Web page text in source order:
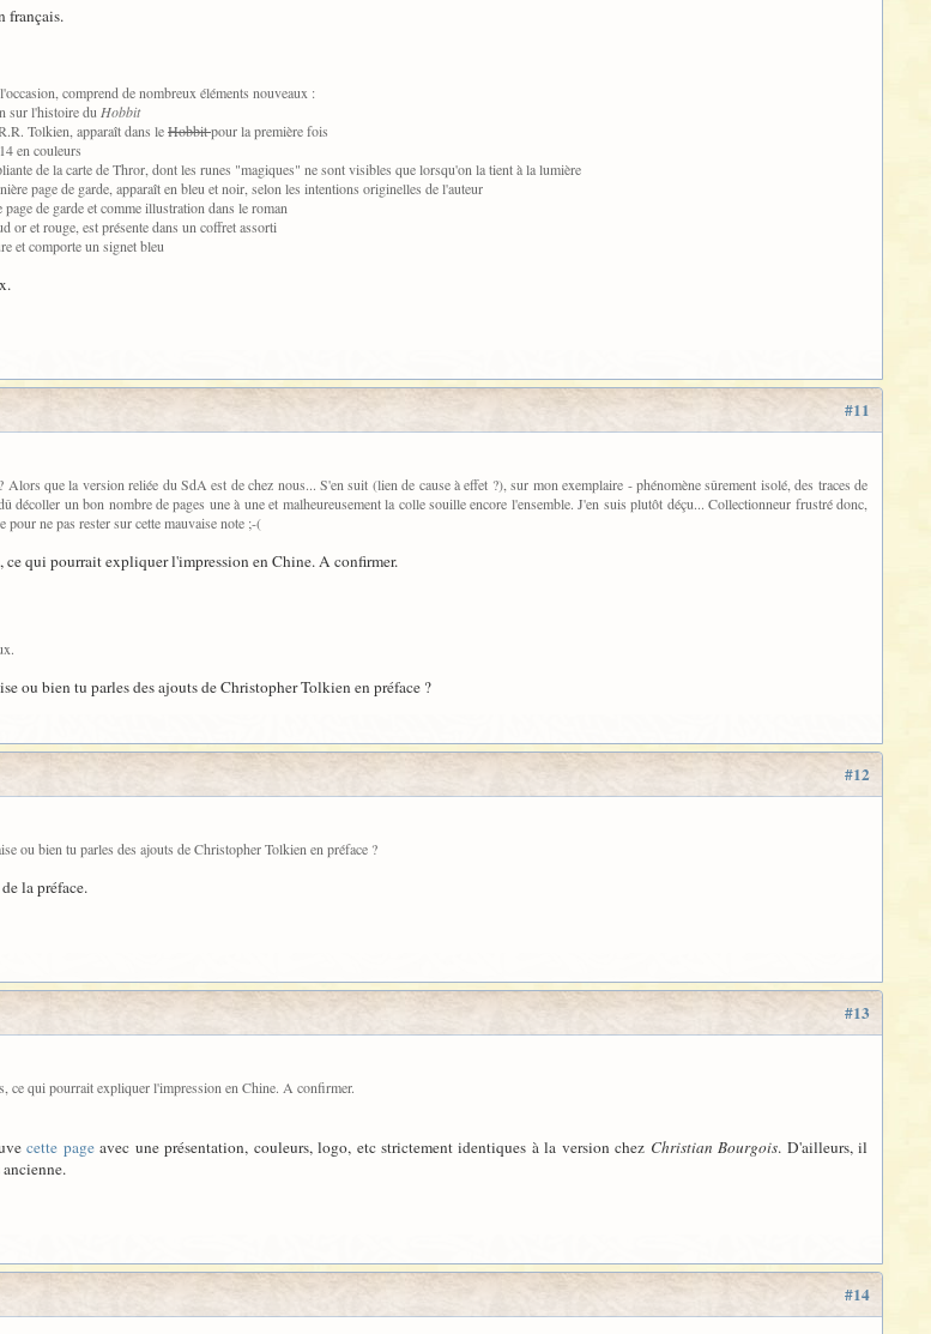
français.
comprend de nombreux éléments nouveaux :
sur l'histoire du Hobbit
Tolkien, apparaît dans leHobbitpour la première fois
en couleurs
de la carte de Thror, dont les runes "magiques" ne sont visibles que lorsqu'on la tient à la lumière
page de garde, apparaît en bleu et noir, selon les intentions originelles de l'auteur
de garde et comme illustration dans le roman
or et rouge, est présente dans un coffret assorti
et comporte un signet bleu
#11
que la version reliée du SdA est de chez nous... S'en suit (lien de cause à effet ?), sur mon exemplaire - phénomène sûrement isolé, des traces de
décoller un bon nombre de pages une à une et malheureusement la colle souille encore l'ensemble. J'en suis plutôt déçu... Collectionneur frustré donc,
pour ne pas rester sur cette mauvaise note ;-(
qui pourrait expliquer l'impression en Chine. A confirmer.
ou bien tu parles des ajouts de Christopher Tolkien en préface ?
#12
ou bien tu parles des ajouts de Christopher Tolkien en préface ?
la préface.
#13
ce qui pourrait expliquer l'impression en Chine. A confirmer.
cette pageavec une présentation, couleurs, logo, etc strictement identiques à la version chez Christian Bourgois. D'ailleurs, il
#14